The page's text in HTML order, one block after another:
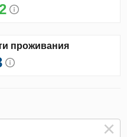
проживания